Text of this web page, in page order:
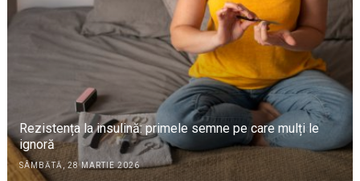
Rezistența la insulină: primele semne pe care mulți le
ignoră
SÂMBĂTĂ, 28 MARTIE 2026